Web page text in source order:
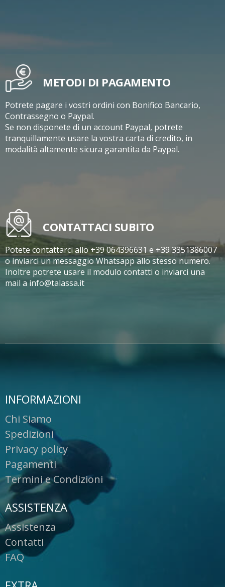
METODI DI PAGAMENTO
Potrete pagare i vostri ordini con Bonifico Bancario,
Contrassegno o Paypal.
Se non disponete di un account Paypal, potrete
tranquillamente usare la vostra carta di credito, in
modalità altamente sicura garantita da Paypal.
CONTATTACI SUBITO
Potete contattarci allo +39 064396631 e +39 3351386007
o inviarci un messaggio Whatsapp allo stesso numero.
Inoltre potrete usare il modulo contatti o inviarci una
mail a info@talassa.it
INFORMAZIONI
Chi Siamo
Spedizioni
Privacy policy
Pagamenti
Termini e Condizioni
ASSISTENZA
Assistenza
Contatti
FAQ